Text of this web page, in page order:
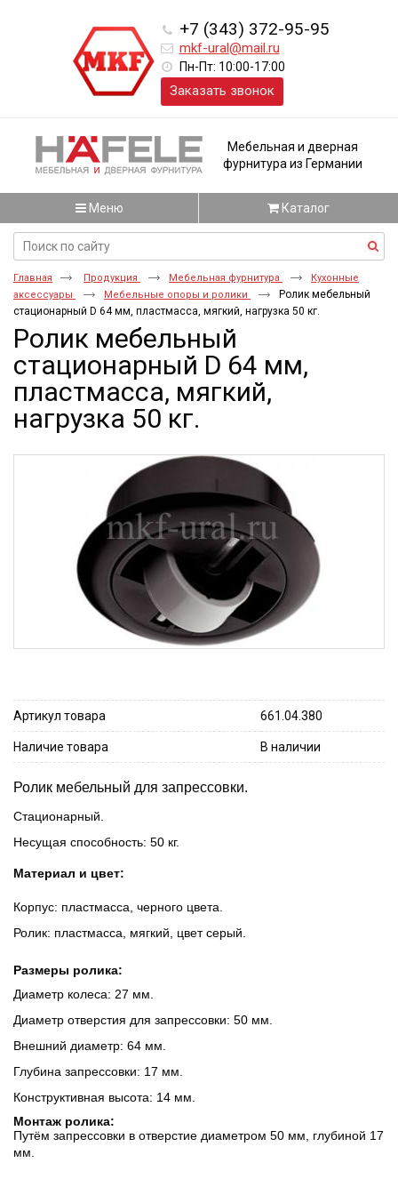
+7 (343) 372-95-95
mkf-ural@mail.ru
Пн-Пт: 10:00-17:00
Заказать звонок
Мебельная и дверная
фурнитура из Германии
Меню Каталог
Главная Продукция Мебельная фурнитура
Кухонные
аксессуары
Мебельные опоры и ролики
Ролик мебельный
стационарный D 64 мм, пластмасса, мягкий, нагрузка 50 кг.
Ролик мебельный
стационарный D 64 мм,
пластмасса, мягкий,
нагрузка 50 кг.
Артикул товара 661.04.380
Наличие товара В наличии
Ролик мебельный для запрессовки.
Стационарный.
Несущая способность: 50 кг.
Материал и цвет:
Корпус: пластмасса, черного цвета.
Ролик: пластмасса, мягкий, цвет серый.
Размеры ролика:
Диаметр колеса: 27 мм.
Диаметр отверстия для запрессовки: 50 мм.
Внешний диаметр: 64 мм.
Глубина запрессовки: 17 мм.
Конструктивная высота: 14 мм.
Монтаж ролика:
Путём запрессовки в отверстие диаметром 50 мм, глубиной 17
мм.